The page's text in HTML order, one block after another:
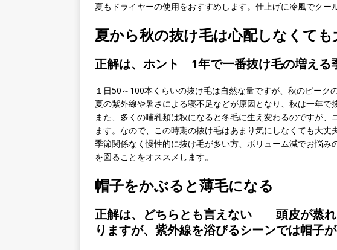
夏もドライヤーの使用をおすすめします。仕上げに冷風でクー
夏から秋の抜け毛は心配しなくても
正解は、ホント 1年で一番抜け毛の増える
１日50～100本くらいの抜け毛は自然な量ですが、秋のピーク
夏の紫外線や暑さによる寝不足などが原因となり、秋は一年で
また、多くの哺乳類は秋になると冬毛に生え変わるのですが
ます。なので、この時期の抜け毛はあまり気にしなくても大丈夫
季節関係なく慢性的に抜け毛が多い方、ボリューム減でお悩
を図ることをオススメします。
帽子をかぶると薄毛になる
正解は、どちらとも言えない 頭皮が蒸れ
りますが、紫外線を浴びるシーンでは帽子